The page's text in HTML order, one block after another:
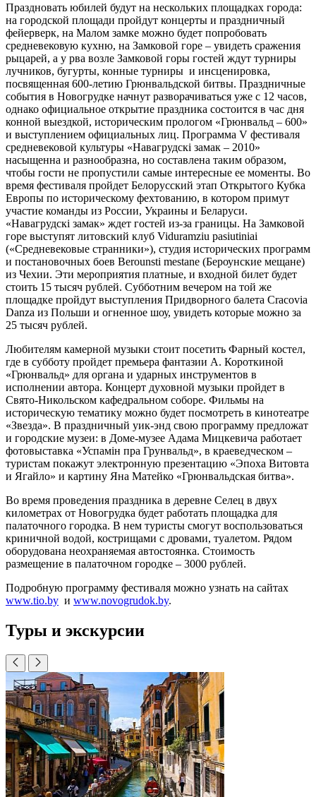
Праздновать юбилей будут на нескольких площадках города:
на городской площади пройдут концерты и праздничный
фейерверк, на Малом замке можно будет попробовать
средневековую кухню, на Замковой горе – увидеть сражения
рыцарей, а у рва возле Замковой горы гостей ждут турниры
лучников, бугурты, конные турниры и инсценировка,
посвященная 600-летию Грюнвальдской битвы. Праздничные
события в Новогрудке начнут разворачиваться уже с 12 часов,
однако официальное открытие праздника состоится в час дня
конной выездкой, историческим прологом «Грюнвальд – 600»
и выступлением официальных лиц. Программа V фестиваля
средневековой культуры «Навагрудскі замак – 2010»
насыщенна и разнообразна, но составлена таким образом,
чтобы гости не пропустили самые интересные ее моменты. Во
время фестиваля пройдет Белорусский этап Открытого Кубка
Европы по историческому фехтованию, в котором примут
участие команды из России, Украины и Беларуси.
«Навагрудскі замак» ждет гостей из-за границы. На Замковой
горе выступят литовский клуб Viduramziu pasiutiniai
(«Средневековые странники»), студия исторических программ
и постановочных боев Berounsti mestane (Бероунские мещане)
из Чехии. Эти мероприятия платные, и входной билет будет
стоить 15 тысяч рублей. Субботним вечером на той же
площадке пройдут выступления Придворного балета Cracovia
Danza из Польши и огненное шоу, увидеть которые можно за
25 тысяч рублей.
Любителям камерной музыки стоит посетить Фарный костел,
где в субботу пройдет премьера фантазии А. Короткиной
«Грюнвальд» для органа и ударных инструментов в
исполнении автора. Концерт духовной музыки пройдет в
Свято-Никольском кафедральном соборе. Фильмы на
историческую тематику можно будет посмотреть в кинотеатре
«Звезда». В праздничный уик-энд свою программу предложат
и городские музеи: в Доме-музее Адама Мицкевича работает
фотовыставка «Успамін пра Грунвальд», в краеведческом –
туристам покажут электронную презентацию «Эпоха Витовта
и Ягайло» и картину Яна Матейко «Грюнвальдская битва».
Во время проведения праздника в деревне Селец в двух
километрах от Новогрудка будет работать площадка для
палаточного городка. В нем туристы смогут воспользоваться
криничной водой, кострищами с дровами, туалетом. Рядом
оборудована неохраняемая автостоянка. Стоимость
размещение в палаточном городке – 3000 рублей.
Подробную программу фестиваля можно узнать на сайтах
www.tio.by и www.novogrudok.by.
Туры и экскурсии